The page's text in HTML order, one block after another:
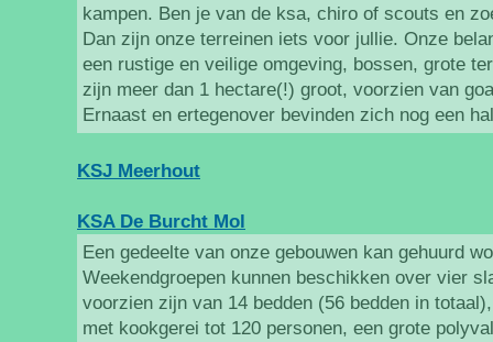
kampen. Ben je van de ksa, chiro of scouts en
Dan zijn onze terreinen iets voor jullie. Onze
een rustige en veilige omgeving, bossen, grote
zijn meer dan 1 hectare(!) groot, voorzien van
Ernaast en ertegenover bevinden zich nog een
KSJ Meerhout
KSA De Burcht Mol
Een gedeelte van onze gebouwen kan gehuurd
Weekendgroepen kunnen beschikken over vier
voorzien zijn van 14 bedden (56 bedden in
met kookgerei tot 120 personen, een grote